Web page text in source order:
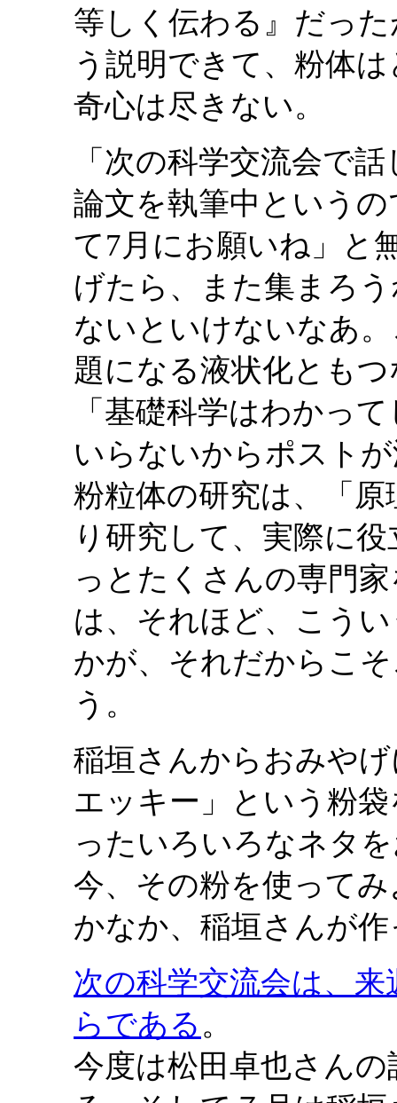
等しく伝わる』だっ
う説明できて、粉体
奇心は尽きない。
「次の科学交流会で
論文を執筆中という
て7月にお願いね」と
げたら、また集まろ
ないといけないなあ
題になる液状化とも
「基礎科学はわかっ
いらないからポスト
粉粒体の研究は、「
り研究して、実際に
っとたくさんの専門
は、それほど、こう
かが、それだからこ
う。
稲垣さんからおみや
エッキー」という粉
ったいろいろなネタ
今、その粉を使って
かなか、稲垣さんが
次の科学交流会は、
らである 。
今度は松田卓也さん